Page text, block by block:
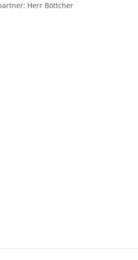
Herr Böttcher